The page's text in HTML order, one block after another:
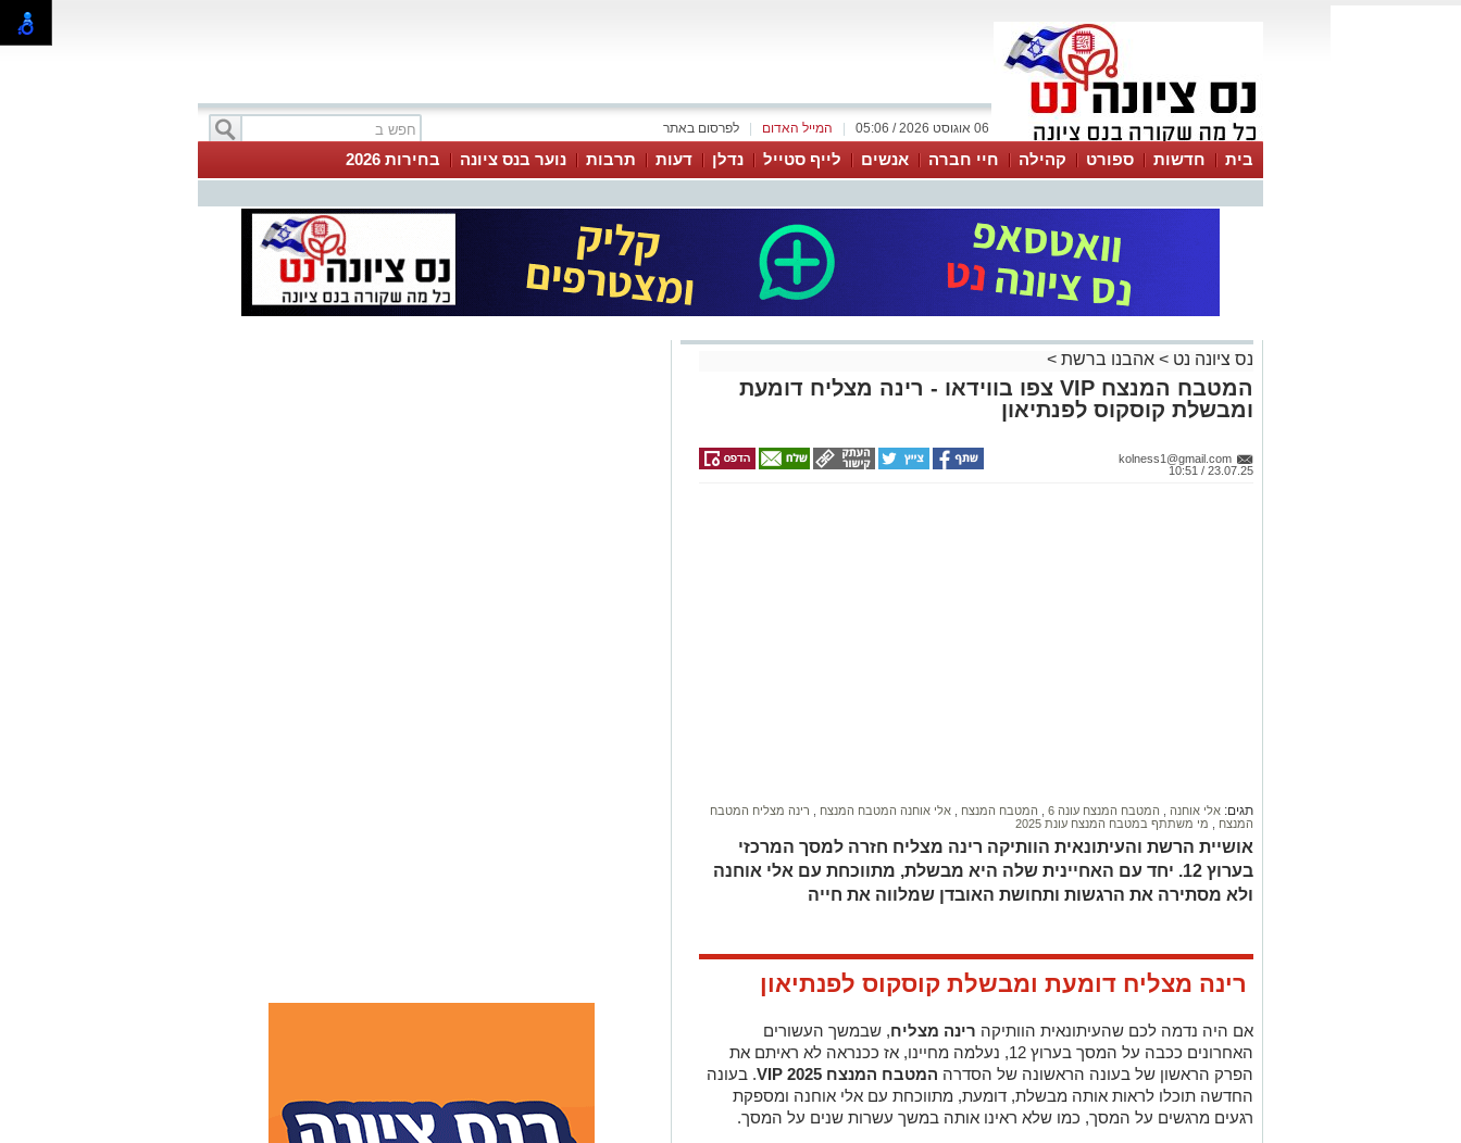
לפרסום באתר המייל האדום 06 אוגוסט 2026 / 05:06
בית חדשות ספורט קהילה חיי חברה אנשים לייף סטייל נדלן דעות תרבות נוער בנס ציונה בחירות 2026
נס ציונה נט > אהבנו ברשת >
המטבח המנצח VIP צפו בווידאו - רינה מצליח דומעת
ומבשלת קוסקוס לפנתיאון
kolness1@gmail.com
23.07.25 / 10:51
תגים: אלי אוחנה המטבח המנצח עונה 6 המטבח המנצח אלי אוחנה המטבח המנצח
רינה מצליח המטבח
המנצח
מי משתתף במטבח המנצח עונת 2025
אושיית הרשת והעיתונאית הוותיקה רינה מצליח חזרה למסך המרכזי
בערוץ 12. יחד עם האחיינית שלה היא מבשלת, מתווכחת עם אלי אוחנה
ולא מסתירה את הרגשות ותחושת האובדן שמלווה את חייה
רינה מצליח דומעת ומבשלת קוסקוס לפנתיאון
אם היה נדמה לכם שהעיתונאית הוותיקה רינה מצליח, שבמשך העשורים
האחרונים ככבה על המסך בערוץ 12, נעלמה מחיינו, אז ככנראה לא ראיתם את
הפרק הראשון של בעונה הראשונה של הסדרה המטבח המנצח VIP 2025
. בעונה
החדשה תוכלו לראות אותה מבשלת, דומעת, מתווכחת עם אלי אוחנה ומספקת
רגעים מרגשים על המסך, כמו שלא ראינו אותה במשך עשרות שנים על המסך.